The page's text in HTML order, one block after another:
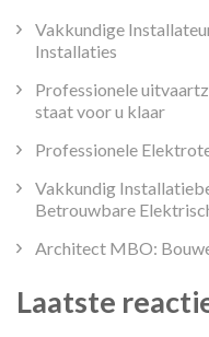
Vakkundige
Installaties
Professionele
staat voor u klaar
Professionele
Vakkundig
Betrouwbare
Architect MBO:
Laatste